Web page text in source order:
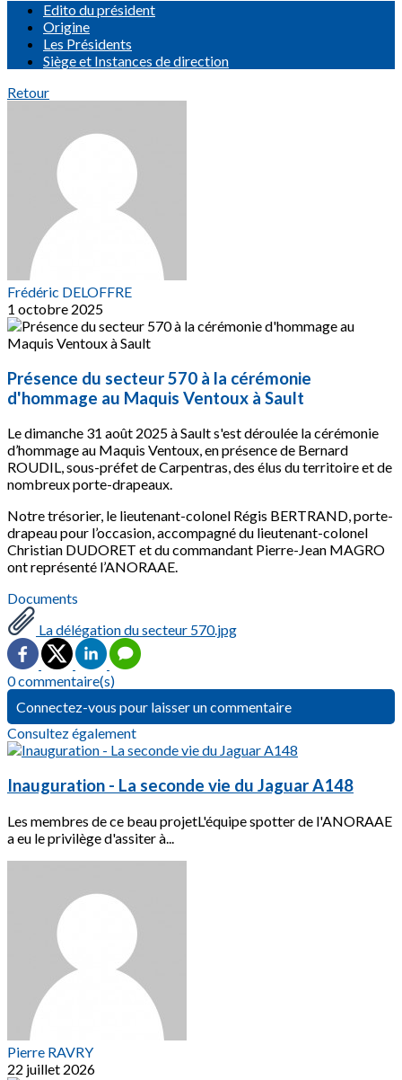
Edito du président
Origine
Les Présidents
Siège et Instances de direction
Retour
Frédéric DELOFFRE
1 octobre 2025
Présence du secteur 570 à la cérémonie
d'hommage au Maquis Ventoux à Sault
Le dimanche 31 août 2025 à Sault s'est déroulée la cérémonie
d’hommage au Maquis Ventoux, en présence de Bernard
ROUDIL, sous-préfet de Carpentras, des élus du territoire et de
nombreux porte-drapeaux.
Notre trésorier, le lieutenant-colonel Régis BERTRAND, porte-
drapeau pour l’occasion, accompagné du lieutenant-colonel
Christian DUDORET et du commandant Pierre-Jean MAGRO
ont représenté l’ANORAAE.
Documents
La délégation du secteur 570.jpg
0 commentaire(s)
Connectez-vous pour laisser un commentaire
Consultez également
Inauguration - La seconde vie du Jaguar A148
Les membres de ce beau projetL'équipe spotter de l'ANORAAE
a eu le privilège d'assiter à...
Pierre RAVRY
22 juillet 2026